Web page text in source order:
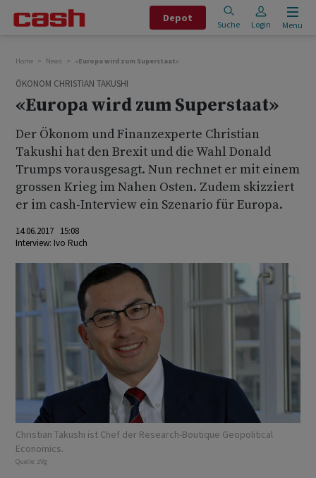
Depot
Suche Login Menu
Home News «Europa wird zum Superstaat»
ÖKONOM CHRISTIAN TAKUSHI
«Europa wird zum Superstaat»
Der Ökonom und Finanzexperte Christian
Takushi hat den Brexit und die Wahl Donald
Trumps vorausgesagt. Nun rechnet er mit einem
grossen Krieg im Nahen Osten. Zudem skizziert
er im cash-Interview ein Szenario für Europa.
14.06.2017 15:08
Interview: Ivo Ruch
Christian Takushi ist Chef der Research-Boutique Geopolitical
Economics.
Quelle: zVg